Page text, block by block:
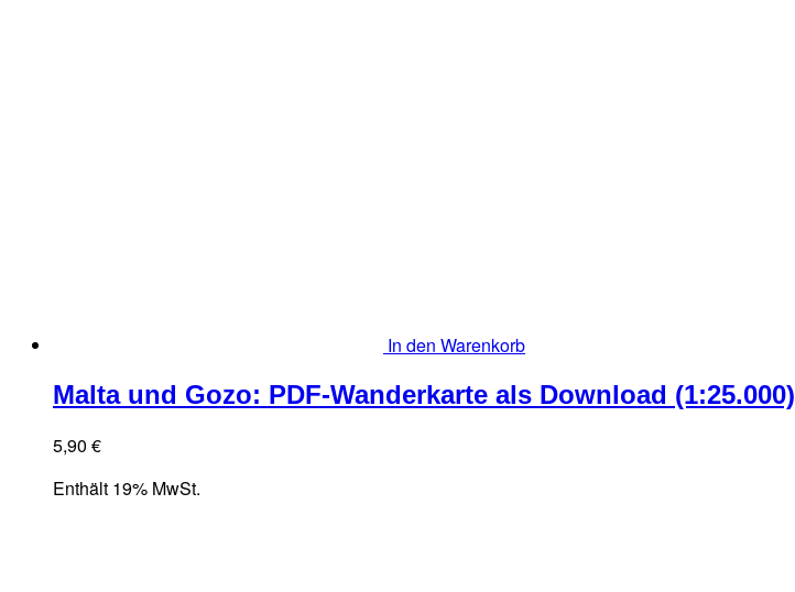
In den Warenkorb
Malta und Gozo: PDF-Wanderkarte als Download (1:25.000)
5,90 €
Enthält 19% MwSt.